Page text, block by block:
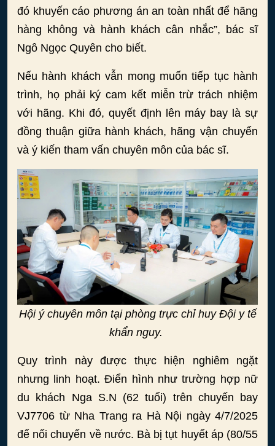
đó khuyến cáo phương án an toàn nhất để hãng
hàng không và hành khách cân nhắc”, bác sĩ
Ngô Ngọc Quyên cho biết.
Nếu hành khách vẫn mong muốn tiếp tục hành
trình, họ phải ký cam kết miễn trừ trách nhiệm
với hãng. Khi đó, quyết định lên máy bay là sự
đồng thuận giữa hành khách, hãng vận chuyển
và ý kiến tham vấn chuyên môn của bác sĩ.
Hội ý chuyên môn tại phòng trực chỉ huy Đội y tế
khẩn nguy.
Quy trình này được thực hiện nghiêm ngặt
nhưng linh hoạt. Điển hình như trường hợp nữ
du khách Nga S.N (62 tuổi) trên chuyến bay
VJ7706 từ Nha Trang ra Hà Nội ngày 4/7/2025
để nối chuyến về nước. Bà bị tụt huyết áp (80/55